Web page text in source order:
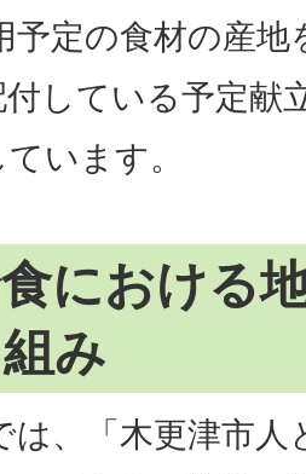
予定の食材の産地
している予定献
います。
における
み
は、「木更津市人